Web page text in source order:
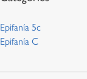
Epifanía 5c
Epifanía C